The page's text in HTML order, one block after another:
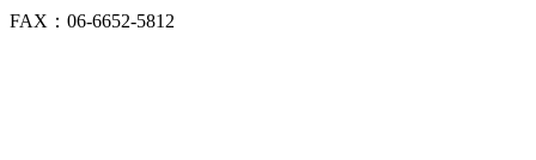
FAX：06-6652-5812